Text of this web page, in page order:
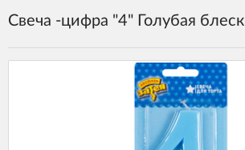
Свеча -цифра "4" Голубая блеск